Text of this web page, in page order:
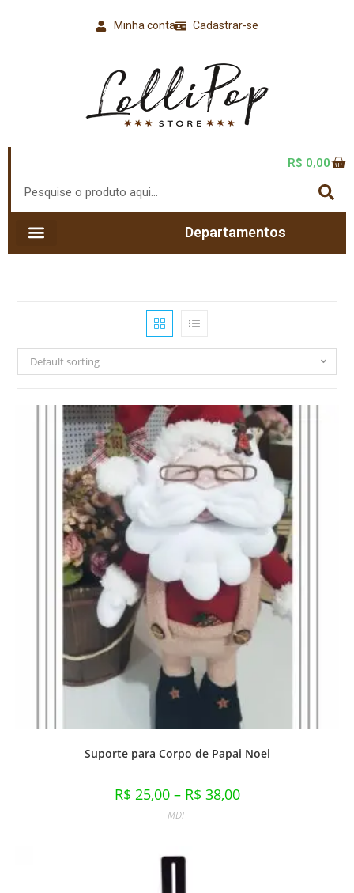
Cadastrar-se
Minha conta
R$ 0,00
Departamentos
Default sorting
Suporte para Corpo de Papai Noel
R$ 25,00 – R$ 38,00
MDF